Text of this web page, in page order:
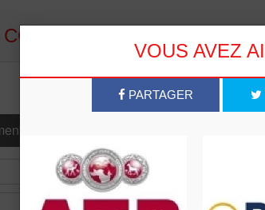
COMMENTER CET ARTICLE
VOUS AVEZ
PARTAGER